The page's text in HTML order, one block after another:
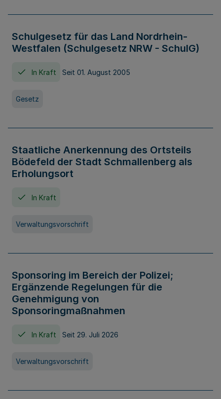
Schulgesetz für das Land Nordrhein-
Westfalen (Schulgesetz NRW - SchulG)
In Kraft Seit 01. August 2005
Gesetz
Staatliche Anerkennung des Ortsteils
Bödefeld der Stadt Schmallenberg als
Erholungsort
In Kraft
Verwaltungsvorschrift
Sponsoring im Bereich der Polizei;
Ergänzende Regelungen für die
Genehmigung von
Sponsoringmaßnahmen
In Kraft Seit 29. Juli 2026
Verwaltungsvorschrift